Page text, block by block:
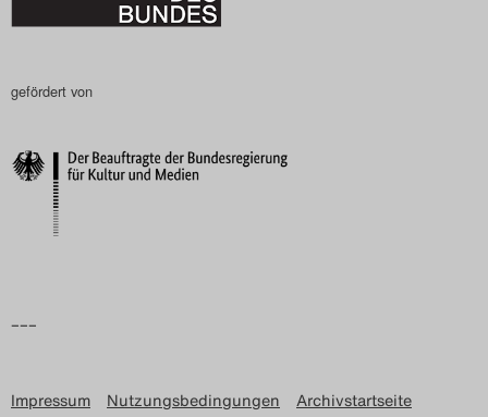
gefördert von
–––
Impressum Nutzungsbedingungen Archivstartseite